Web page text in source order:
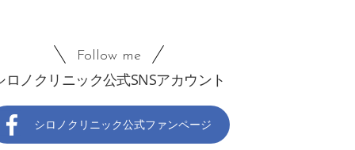
Follow me
ロノクリニック公式SNSアカウント
シロノクリニック公式ファンページ